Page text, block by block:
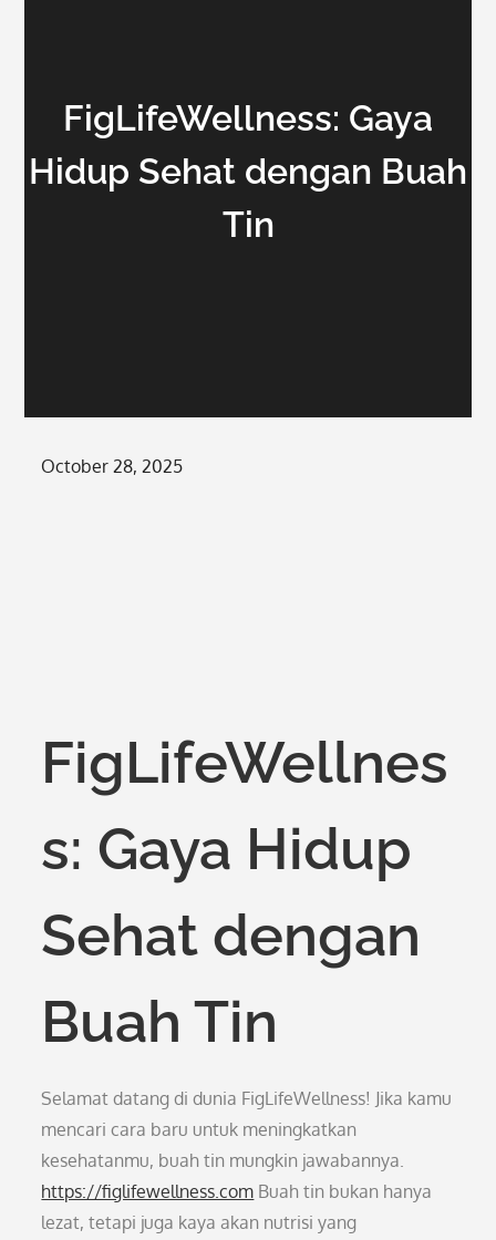
FigLifeWellness: Gaya
Hidup Sehat dengan Buah
Tin
Posted
October 28, 2025
FigLifeWellnes
s: Gaya Hidup
Sehat dengan
Buah Tin
Selamat datang di dunia FigLifeWellness! Jika kamu
mencari cara baru untuk meningkatkan
kesehatanmu, buah tin mungkin jawabannya.
https://figlifewellness.com Buah tin bukan hanya
lezat, tetapi juga kaya akan nutrisi yang